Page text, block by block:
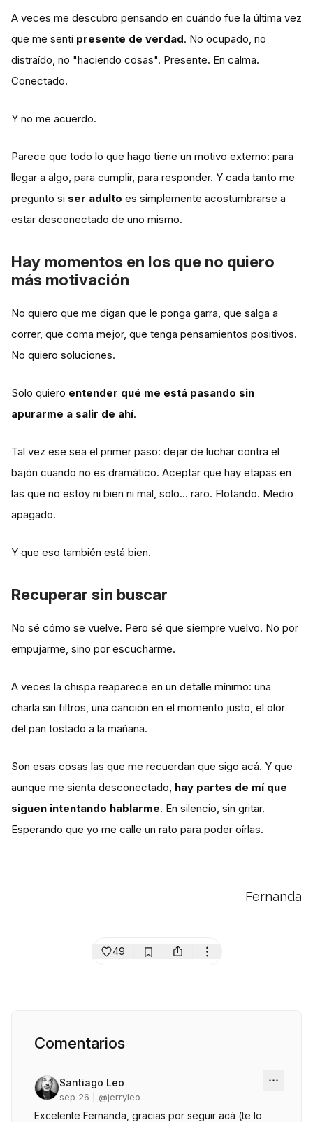
A veces me descubro pensando en cuándo fue la última vez
que me sentí presente de verdad. No ocupado, no
distraído, no "haciendo cosas". Presente. En calma.
Conectado.
Y no me acuerdo.
Parece que todo lo que hago tiene un motivo externo: para
llegar a algo, para cumplir, para responder. Y cada tanto me
pregunto si ser adulto es simplemente acostumbrarse a
estar desconectado de uno mismo.
Hay momentos en los que no quiero
más motivación
No quiero que me digan que le ponga garra, que salga a
correr, que coma mejor, que tenga pensamientos positivos.
No quiero soluciones.
Solo quiero entender qué me está pasando sin
apurarme a salir de ahí.
Tal vez ese sea el primer paso: dejar de luchar contra el
bajón cuando no es dramático. Aceptar que hay etapas en
las que no estoy ni bien ni mal, solo... raro. Flotando. Medio
apagado.
Y que eso también está bien.
Recuperar sin buscar
No sé cómo se vuelve. Pero sé que siempre vuelvo. No por
empujarme, sino por escucharme.
A veces la chispa reaparece en un detalle mínimo: una
charla sin filtros, una canción en el momento justo, el olor
del pan tostado a la mañana.
Son esas cosas las que me recuerdan que sigo acá. Y que
aunque me sienta desconectado, hay partes de mí que
siguen intentando hablarme. En silencio, sin gritar.
Esperando que yo me calle un rato para poder oírlas.
Fernanda
49
Comentarios
Santiago Leo
sep 26 | @jerryleo
Excelente Fernanda, gracias por seguir acá (te lo